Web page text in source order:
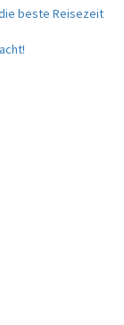
beste Reisezeit